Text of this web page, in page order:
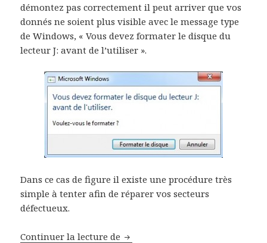
démontez pas correctement il peut arriver que vos
donnés ne soient plus visible avec le message type
de Windows, « Vous devez formater le disque du
lecteur J: avant de l’utiliser ».
Dans ce cas de figure il existe une procédure très
simple à tenter afin de réparer vos secteurs
défectueux.
Continuer la lecture de Résoudre « vous devez